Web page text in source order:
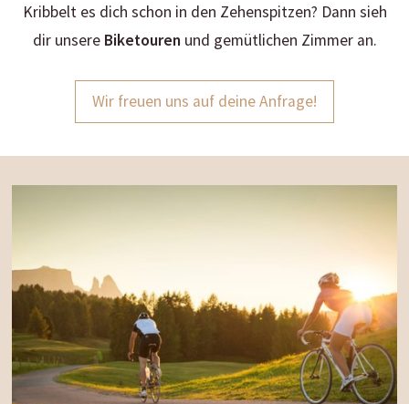
Kribbelt es dich schon in den Zehenspitzen? Dann sieh
dir unsere Biketouren und gemütlichen Zimmer an.
Wir freuen uns auf deine Anfrage!